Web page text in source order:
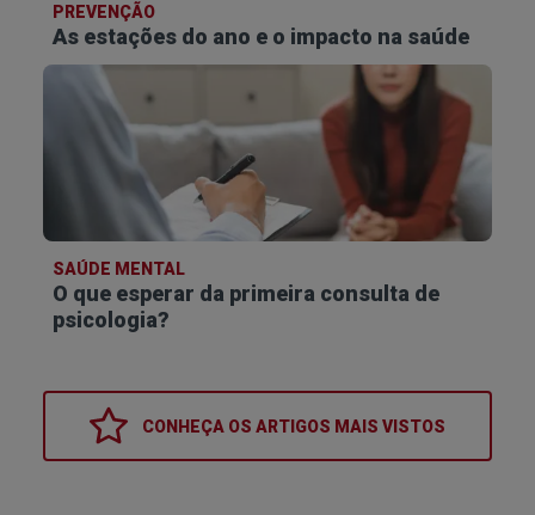
PREVENÇÃO
As estações do ano e o impacto na saúde
SAÚDE MENTAL
O que esperar da primeira consulta de
psicologia?
CONHEÇA OS ARTIGOS MAIS VISTOS